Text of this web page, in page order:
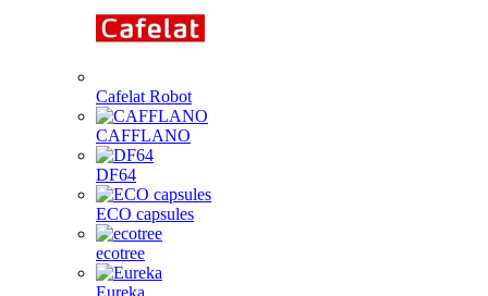
Cafelat Robot
CAFFLANO
DF64
ECO capsules
ecotree
Eureka